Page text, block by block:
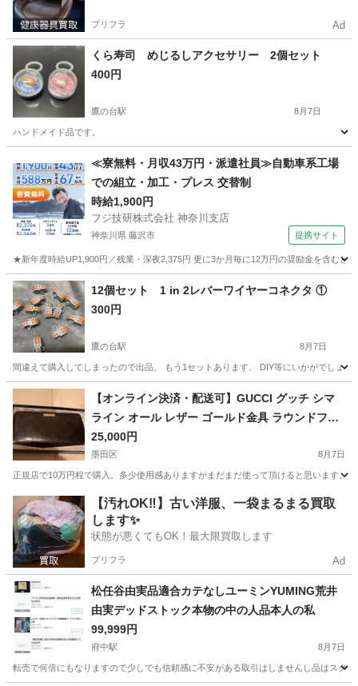
プリフラ Ad
くら寿司 めじるしアクセサリー 2個セット
400円
鷹の台駅 8月7日
ハンドメイド品です。
鷹の台駅 その他 くら寿司
≪寮無料・月収43万円・派遣社員≫自動車系工場
での組立・加工・プレス 交替制
時給1,900円
フジ技研株式会社 神奈川支店
神奈川県 藤沢市 提携サイト
★新年度時給UP1,900円／残業・深夜2,375円 更に3か月毎に12万円の奨励金を含む
神奈川 藤沢市 その他
12個セット 1 in 2レバーワイヤーコネクタ ①
300円
鷹の台駅 8月7日
間違えて購入してしまったので出品。 もう1セットあります、 DIY等にいかがでしょう
東京 国分寺市 鷹の台駅 その他 DIY
【オンライン決済・配送可】GUCCI グッチ シマ
ライン オール レザー ゴールド金具 ラウンドファ
スナー 長財布 黒★
25,000円
墨田区 8月7日
正規店で10万円程で購入。多少使用感ありますがまだまだ使って頂けると思います。
東京 墨田区 その他 グッチ
【汚れOK‼️】古い洋服、一袋まるまる買取
します✨
状態が悪くてもOK！最大限買取します
プリフラ Ad
松任谷由実品適合カテなしユーミンYUMING荒井
由実デッドストック本物の中の人品本人の私
99,999円
府中駅 8月7日
転売で何倍にもなりますので少しでも信頼感に不安がある取引はしませんし品はスク